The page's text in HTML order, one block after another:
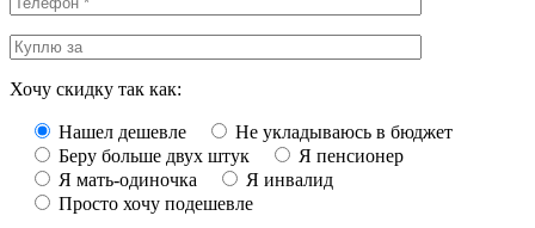
Хочу скидку так как:
Нашел дешевле
Не укладываюсь в бюджет
Беру больше двух штук
Я пенсионер
Я мать-одиночка
Я инвалид
Просто хочу подешевле